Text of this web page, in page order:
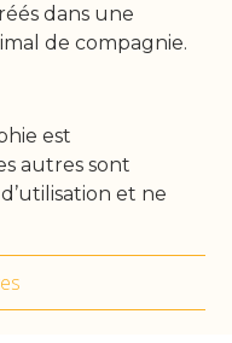
dans une
de compagnie.
est
autres sont
et ne